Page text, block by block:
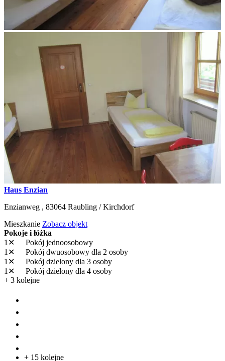
Haus Enzian
Enzianweg , 83064 Raubling / Kirchdorf
Mieszkanie Zobacz objekt
Pokoje i łóżka
1✕
Pokój jednoosobowy
1✕
Pokój dwuosobowy dla 2 osoby
1✕
Pokój dzielony dla 3 osoby
1✕
Pokój dzielony dla 4 osoby
+ 3 kolejne
+ 15 kolejne